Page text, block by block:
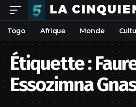
Togo Afrique Monde
Étiquette :
Essozimna